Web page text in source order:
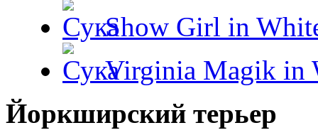
Show Girl in
Virginia Magik in
Йоркширский терьер